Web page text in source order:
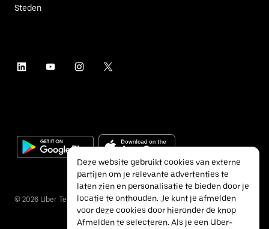
Steden
© 2026 Uber Technologies Inc.
Deze website gebruikt cookies van externe
partijen om je relevante advertenties te
laten zien en personalisatie te bieden door je
locatie te onthouden. Je kunt je afmelden
voor deze cookies door hieronder de knop
Afmelden te selecteren. Als je een Uber-